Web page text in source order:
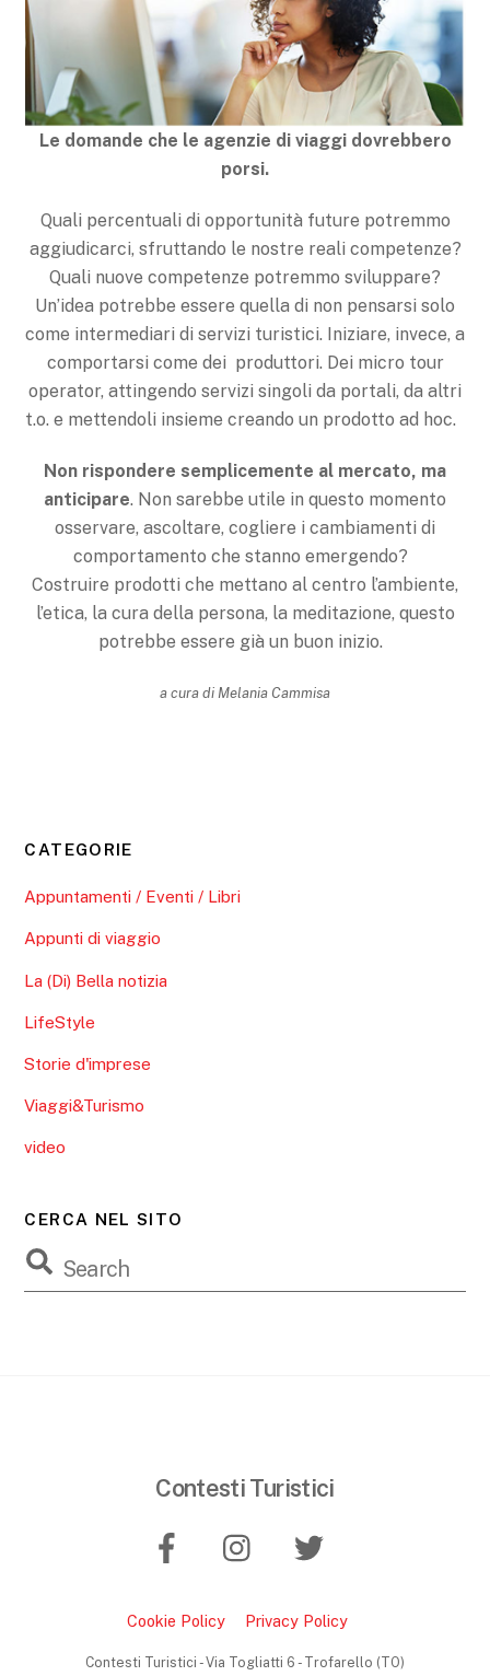
Le domande che le agenzie di viaggi dovrebbero
porsi.
Quali percentuali di opportunità future potremmo
aggiudicarci, sfruttando le nostre reali competenze?
Quali nuove competenze potremmo sviluppare?
Un’idea potrebbe essere quella di non pensarsi solo
come intermediari di servizi turistici. Iniziare, invece, a
comportarsi come dei produttori. Dei micro tour
operator, attingendo servizi singoli da portali, da altri
t.o. e mettendoli insieme creando un prodotto ad hoc.
Non rispondere semplicemente al mercato, ma
anticipare. Non sarebbe utile in questo momento
osservare, ascoltare, cogliere i cambiamenti di
comportamento che stanno emergendo?
Costruire prodotti che mettano al centro l’ambiente,
l’etica, la cura della persona, la meditazione, questo
potrebbe essere già un buon inizio.
a cura di Melania Cammisa
CATEGORIE
Appuntamenti / Eventi / Libri
Appunti di viaggio
La (Di) Bella notizia
LifeStyle
Storie d'imprese
Viaggi&Turismo
video
CERCA NEL SITO
Contesti Turistici
Cookie Policy Privacy Policy
Contesti Turistici - Via Togliatti 6 - Trofarello (TO)